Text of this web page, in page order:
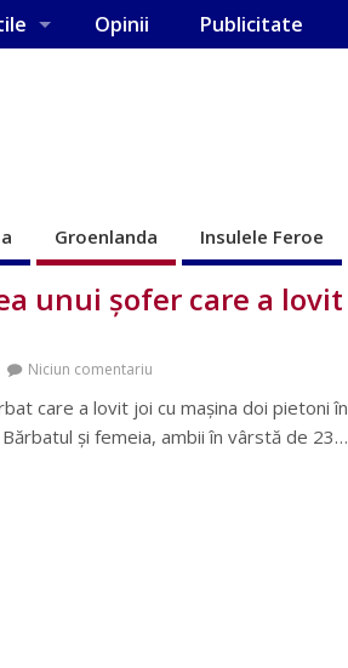
Opinii Publicitate
Groenlanda Insulele Feroe
unui şofer care a lovit
Niciun comentariu
care a lovit joi cu maşina doi pietoni în
şi femeia, ambii în vârstă de 23…